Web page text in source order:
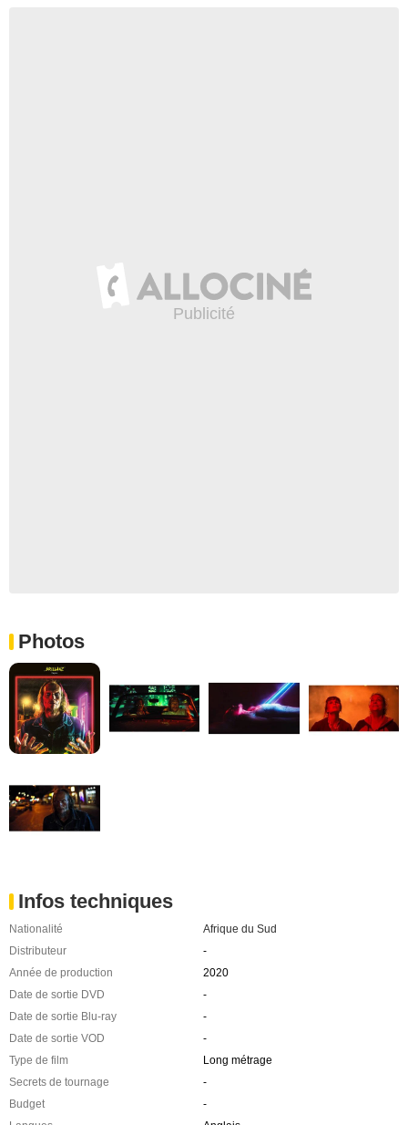
Photos
Infos techniques
Nationalité
Afrique du Sud
Distributeur
-
Année de production
2020
Date de sortie DVD
-
Date de sortie Blu-ray
-
Date de sortie VOD
-
Type de film
Long métrage
Secrets de tournage
-
Budget
-